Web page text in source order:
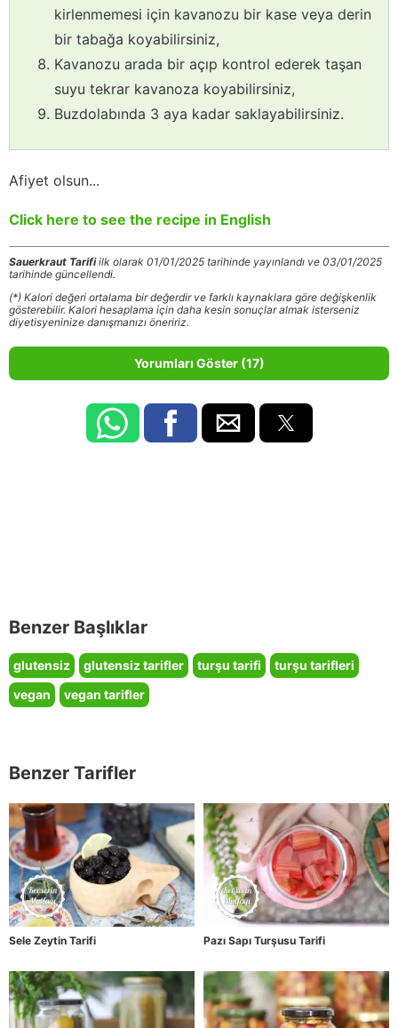
kirlenmemesi için kavanozu bir kase veya derin
bir tabağa koyabilirsiniz,
Kavanozu arada bir açıp kontrol ederek taşan
suyu tekrar kavanoza koyabilirsiniz,
Buzdolabında 3 aya kadar saklayabilirsiniz.
Afiyet olsun...
Click here to see the recipe in English
Sauerkraut Tarifiilk olarak 01/01/2025 tarihinde yayınlandı ve 03/01/2025
tarihinde güncellendi.
(*) Kalori değeri ortalama bir değerdir ve farklı kaynaklara göre değişkenlik
gösterebilir. Kalori hesaplama için daha kesin sonuçlar almak isterseniz
diyetisyeninize danışmanızı öneririz.
Yorumları Göster (17)
Benzer Başlıklar
glutensiz glutensiz tarifler turşu tarifi
turşu tarifleri
vegan
vegan tarifler
Benzer Tarifler
Sele Zeytin Tarifi Pazı Sapı Turşusu Tarifi